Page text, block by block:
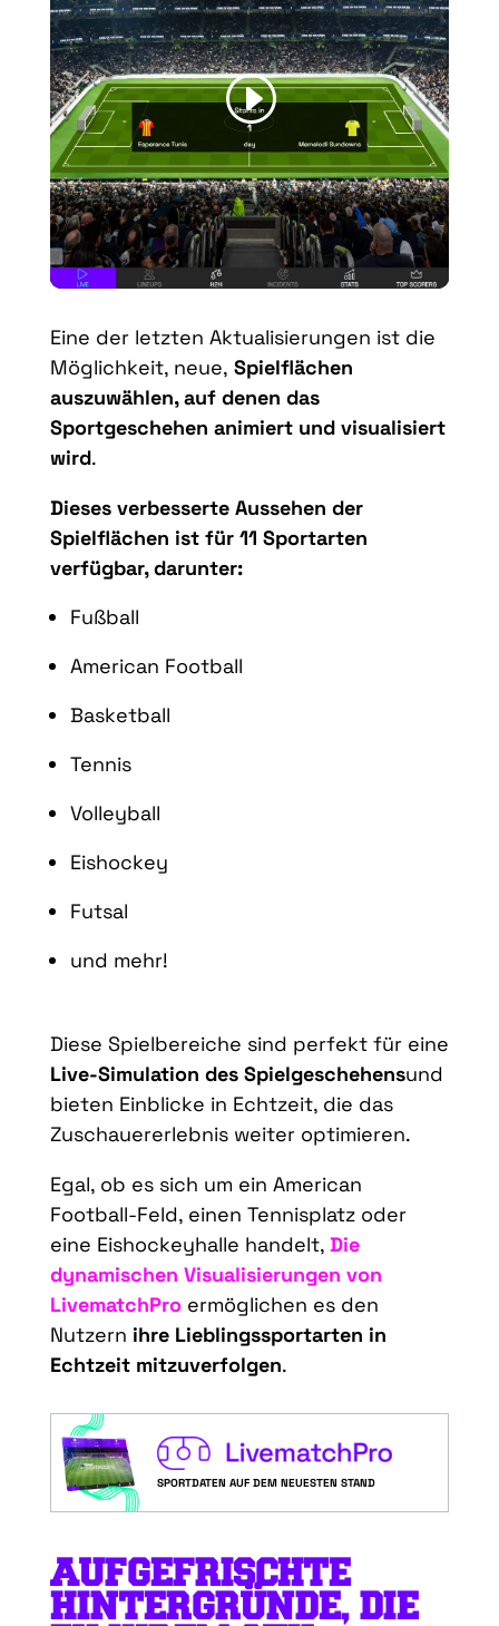
Eine der letzten Aktualisierungen ist die
Möglichkeit, neue, Spielflächen
auszuwählen, auf denen das
Sportgeschehen animiert und visualisiert
wird.
Dieses verbesserte Aussehen der
Spielflächen ist für 11 Sportarten
verfügbar, darunter:
Fußball
American Football
Basketball
Tennis
Volleyball
Eishockey
Futsal
und mehr!
Diese Spielbereiche sind perfekt für eine
Live-Simulation des Spielgeschehensund
bieten Einblicke in Echtzeit, die das
Zuschauererlebnis weiter optimieren.
Egal, ob es sich um ein American
Football-Feld, einen Tennisplatz oder
eine Eishockeyhalle handelt, Die
dynamischen Visualisierungen von
LivematchProermöglichen es den
Nutzern ihre Lieblingssportarten in
Echtzeit mitzuverfolgen.
SPORTDATEN AUF DEM NEUESTEN STAND
AUFGEFRISCHTE
HINTERGRÜNDE, DIE